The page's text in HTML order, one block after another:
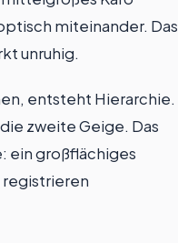
miteinander. Das
unruhig.
entsteht Hierarchie.
zweite Geige. Das
ein großflächiges